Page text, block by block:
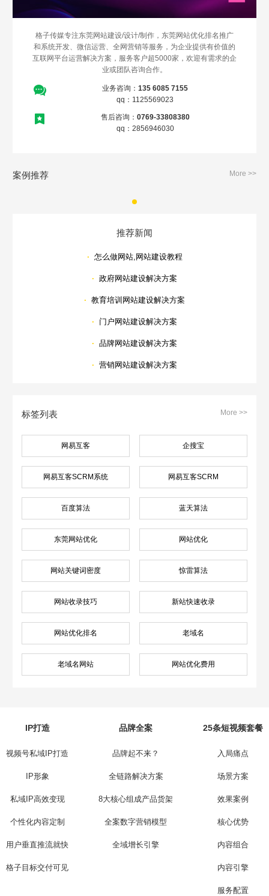
格子传媒专注东莞网站建设/设计/制作，东莞网站优化排名推广
和系统开发、微信运营、全网营销等服务，为企业提供有价值的
互联网平台运营解决方案，服务客户超5000家，欢迎有需求的企
业或团队咨询合作。
业务咨询： 135 6085 7155
qq：1125569023
售后咨询： 0769-33808380
qq：2856946030
案例推荐 More >>
推荐新闻
· 怎么做网站,网站建设教程
· 政府网站建设解决方案
· 教育培训网站建设解决方案
· 门户网站建设解决方案
· 品牌网站建设解决方案
· 营销网站建设解决方案
标签列表 More >>
网易互客 企搜宝
网易互客SCRM系统 网易互客SCRM
百度算法 蓝天算法
东莞网站优化 网站优化
网站关键词密度 惊雷算法
网站收录技巧 新站快速收录
网站优化排名 老域名
老域名网站 网站优化费用
IP打造
视频号私域IP打造
IP形象
私域IP高效变现
个性化内容定制
用户垂直推流就快
格子目标交付可见
品牌全案
品牌起不来？
全链路解决方案
8大核心组成产品货架
全案数字营销模型
全域增长引擎
25条短视频套餐
入局痛点
场景方案
效果案例
核心优势
内容组合
内容引擎
服务配置
Are you ready?
不怕就请留下您的需求及联系方式，我们会第一时间送上问候的。